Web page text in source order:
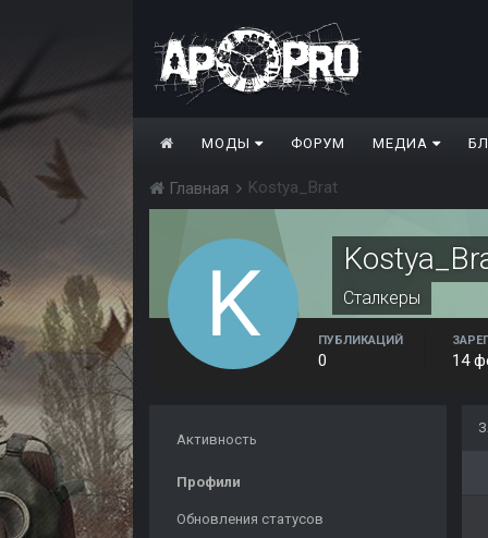
МОДЫ ФОРУМ МЕДИА
Главная Kostya_Brat
Сталкеры
ПУБЛИКАЦИЙ
0 14
Активность
Профили
Обновления статусов